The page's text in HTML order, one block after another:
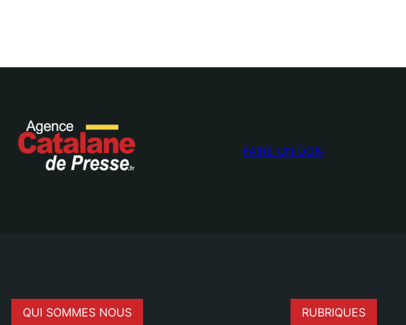
FAIRE UN DON
QUI SOMMES NOUS RUBRIQUES